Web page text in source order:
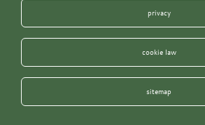
privacy
cookie law
sitemap